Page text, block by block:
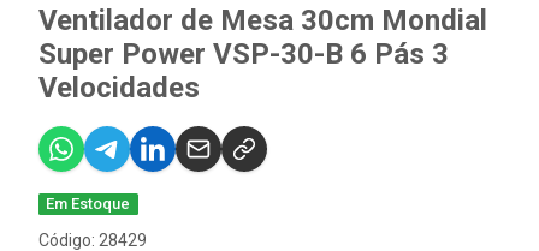
Ventilador de Mesa 30cm Mondial
Super Power VSP-30-B 6 Pás 3
Velocidades
Em Estoque
Código: 28429